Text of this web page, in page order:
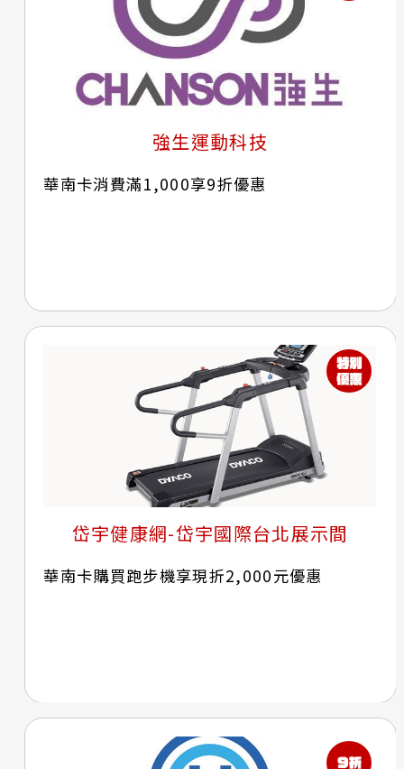
強生運動科技
華南卡消費滿1,000享9折優惠
岱宇健康網-岱宇國際台北展示間
華南卡購買跑步機享現折2,000元優惠